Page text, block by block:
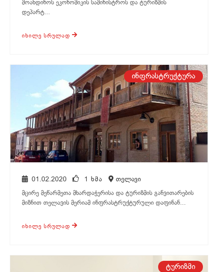
მოახდინოს ეკონომიკის სამინისტროს და ტურიზმის
დეპარტ...
ᲘᲮᲘᲚᲔ ᲡᲠᲣᲚᲐᲓ
ინფრასტრუქტურა
01.02.2020 1 ᲮᲛᲐ თელავი
მცირე მეწარმეთა მხარდაჭერისა და ტურიზმის განვითარების
მიზნით თელავის მერიამ ინფრასტრუქტურული დაფინან...
ᲘᲮᲘᲚᲔ ᲡᲠᲣᲚᲐᲓ
ტურიზმი